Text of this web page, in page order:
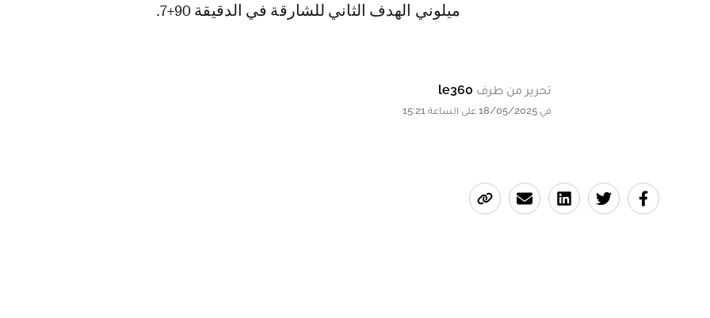
ميلوني الهدف الثاني للشارقة في الدقيقة 90+7.
تحرير من طرف le360
في 18/05/2025 على الساعة 15:21